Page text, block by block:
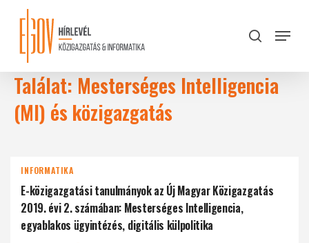
content
search
Menu
Találat: Mesterséges Intelligencia
(MI) és közigazgatás
INFORMATIKA
E-közigazgatási tanulmányok az Új Magyar Közigazgatás
2019. évi 2. számában: Mesterséges Intelligencia,
egyablakos ügyintézés, digitális külpolitika
Close